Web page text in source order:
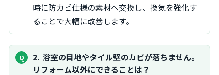
時に防カビ仕様の素材へ交換し、換気を強化す
ることで大幅に改善します。
2 浴室の目地やタイル壁のカビが落ちません。
リフォーム以外にできることは？